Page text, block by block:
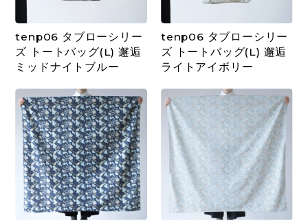
tenp06 タブローシリー
ズ トートバッグ(L) 邂逅
ミッドナイトブルー
tenp06 タブローシリー
ズ トートバッグ(L) 邂逅
ライトアイボリー